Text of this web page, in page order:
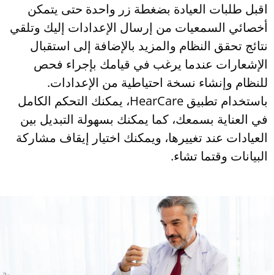
اقبل طلبات العيادة بضغطة زر واحدة حتى يتمكن
أخصائي السمعيات من إرسال الإعدادات إليك وتلقي
نتائج تحقق النظام والمزيد بالإضافة إلى استقبال
الإشعارات عندما يرغب في قيامك بإجراء فحص
للنظام وإنشاء نسخة احتياطية من الإعدادات.
باستخدام تطبيق HearCare، يمكنك التحكم الكامل
في العناية بسمعك، كما يمكنك بسهولة التبديل بين
العيادات عند تغييرها، ويمكنك اختيار إيقاف مشاركة
البيانات وقتما تشاء.